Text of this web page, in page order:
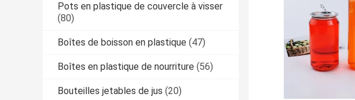
Pots en plastique de couvercle à visser
(80)
Boîtes de boisson en plastique (47)
Boîtes en plastique de nourriture (56)
Bouteilles jetables de jus (20)